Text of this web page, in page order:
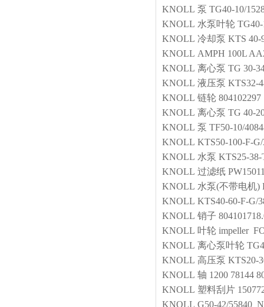
KNOLL 泵 TG40-10/
KNOLL 水泵叶轮
KNOLL 冷却泵 KTS 40-
KNOLL AMPH 100L
KNOLL 离心泵 TG 30-
KNOLL 液压泵 KTS32-
KNOLL 链轮 804102297
KNOLL 离心泵 TG 40-
KNOLL 泵 TF50-10/
KNOLL KTS50-100-F-
KNOLL 水泵 KTS25-
KNOLL 过滤纸
KNOLL 水泵(不带电机)
KNOLL KTS40-60-F-G/
KNOLL 销子
KNOLL 叶轮 impeller
KNOLL 离心泵叶轮
KNOLL 高压泵 KTS20-
KNOLL 轴 1200 78144
KNOLL 塑料刮片
KNOLL G50-42/55840